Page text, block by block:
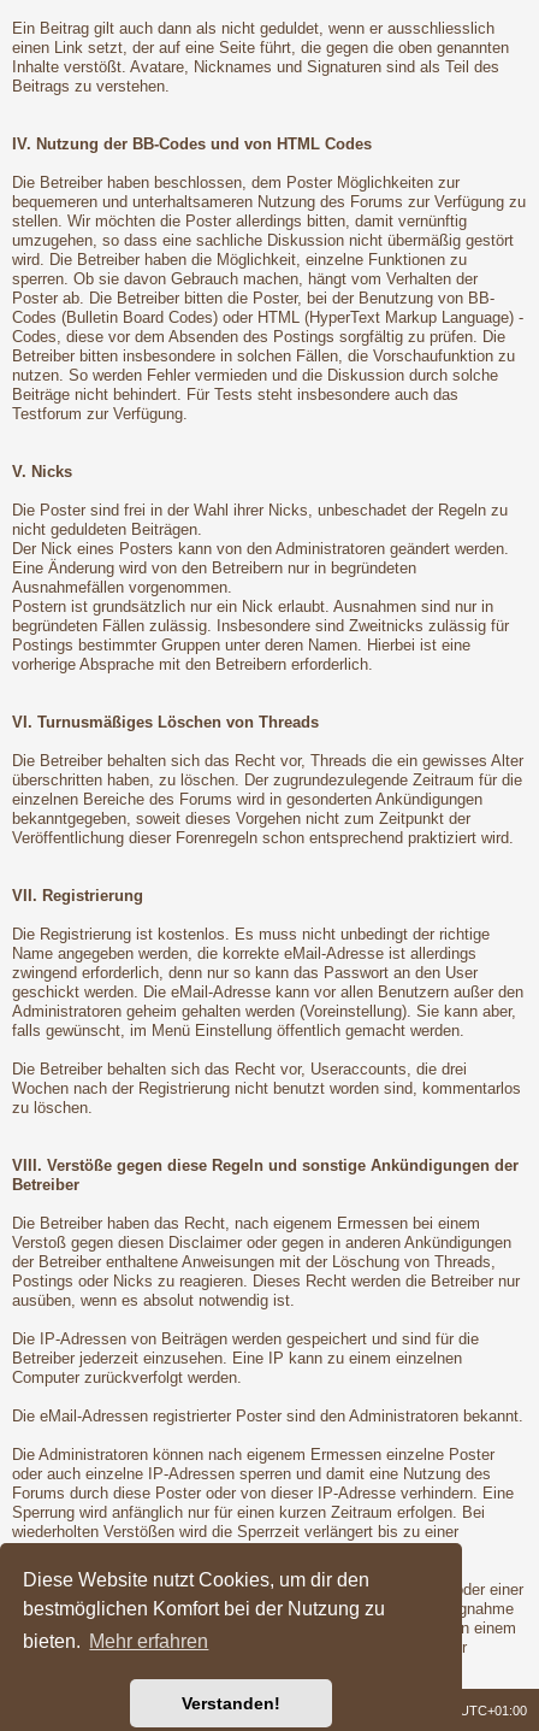
Diese Website nutzt Cookies, um dir den
bestmöglichen Komfort bei der Nutzung zu
bieten. Mehr erfahren
Verstanden!
Ein Beitrag gilt auch dann als nicht geduldet, wenn er ausschliesslich
einen Link setzt, der auf eine Seite führt, die gegen die oben genannten
Inhalte verstößt. Avatare, Nicknames und Signaturen sind als Teil des
Beitrags zu verstehen.
IV. Nutzung der BB-Codes und von HTML Codes
Die Betreiber haben beschlossen, dem Poster Möglichkeiten zur
bequemeren und unterhaltsameren Nutzung des Forums zur Verfügung zu
stellen. Wir möchten die Poster allerdings bitten, damit vernünftig
umzugehen, so dass eine sachliche Diskussion nicht übermäßig gestört
wird. Die Betreiber haben die Möglichkeit, einzelne Funktionen zu
sperren. Ob sie davon Gebrauch machen, hängt vom Verhalten der
Poster ab. Die Betreiber bitten die Poster, bei der Benutzung von BB-
Codes (Bulletin Board Codes) oder HTML (HyperText Markup Language) -
Codes, diese vor dem Absenden des Postings sorgfältig zu prüfen. Die
Betreiber bitten insbesondere in solchen Fällen, die Vorschaufunktion zu
nutzen. So werden Fehler vermieden und die Diskussion durch solche
Beiträge nicht behindert. Für Tests steht insbesondere auch das
Testforum zur Verfügung.
V. Nicks
Die Poster sind frei in der Wahl ihrer Nicks, unbeschadet der Regeln zu
nicht geduldeten Beiträgen.
Der Nick eines Posters kann von den Administratoren geändert werden.
Eine Änderung wird von den Betreibern nur in begründeten
Ausnahmefällen vorgenommen.
Postern ist grundsätzlich nur ein Nick erlaubt. Ausnahmen sind nur in
begründeten Fällen zulässig. Insbesondere sind Zweitnicks zulässig für
Postings bestimmter Gruppen unter deren Namen. Hierbei ist eine
vorherige Absprache mit den Betreibern erforderlich.
VI. Turnusmäßiges Löschen von Threads
Die Betreiber behalten sich das Recht vor, Threads die ein gewisses Alter
überschritten haben, zu löschen. Der zugrundezulegende Zeitraum für die
einzelnen Bereiche des Forums wird in gesonderten Ankündigungen
bekanntgegeben, soweit dieses Vorgehen nicht zum Zeitpunkt der
Veröffentlichung dieser Forenregeln schon entsprechend praktiziert wird.
VII. Registrierung
Die Registrierung ist kostenlos. Es muss nicht unbedingt der richtige
Name angegeben werden, die korrekte eMail-Adresse ist allerdings
zwingend erforderlich, denn nur so kann das Passwort an den User
geschickt werden. Die eMail-Adresse kann vor allen Benutzern außer den
Administratoren geheim gehalten werden (Voreinstellung). Sie kann aber,
falls gewünscht, im Menü Einstellung öffentlich gemacht werden.
Die Betreiber behalten sich das Recht vor, Useraccounts, die drei
Wochen nach der Registrierung nicht benutzt worden sind, kommentarlos
zu löschen.
VIII. Verstöße gegen diese Regeln und sonstige Ankündigungen der
Betreiber
Die Betreiber haben das Recht, nach eigenem Ermessen bei einem
Verstoß gegen diesen Disclaimer oder gegen in anderen Ankündigungen
der Betreiber enthaltene Anweisungen mit der Löschung von Threads,
Postings oder Nicks zu reagieren. Dieses Recht werden die Betreiber nur
ausüben, wenn es absolut notwendig ist.
Die IP-Adressen von Beiträgen werden gespeichert und sind für die
Betreiber jederzeit einzusehen. Eine IP kann zu einem einzelnen
Computer zurückverfolgt werden.
Die eMail-Adressen registrierter Poster sind den Administratoren bekannt.
Die Administratoren können nach eigenem Ermessen einzelne Poster
oder auch einzelne IP-Adressen sperren und damit eine Nutzung des
Forums durch diese Poster oder von dieser IP-Adresse verhindern. Eine
Sperrung wird anfänglich nur für einen kurzen Zeitraum erfolgen. Bei
wiederholten Verstößen wird die Sperrzeit verlängert bis zu einer
Vor der Löschung eines Nicks oder der Sperrung eines Posters oder einer
IP-Adresse wird dem betroffenen Poster Gelegenheit zur Stellungnahme
gegeben. Dies ist jedoch nur dann möglich, wenn der Verstoß von einem
registrierten Poster begangen wird. Erst nach der Gelegenheit zur
UTC+01:00